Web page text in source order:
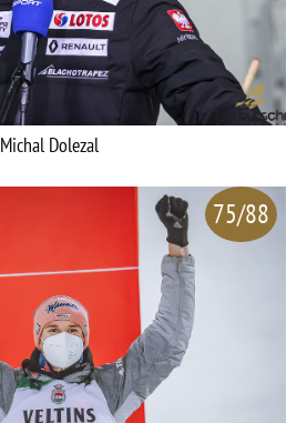
Michal Dolezal
75/88